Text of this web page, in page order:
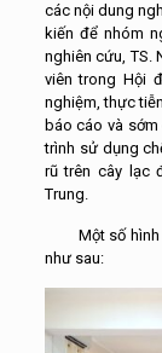
các nội dung
kiến để nhóm
nghiên cứu, TS.
viên trong Hội
nghiệm, thực
báo cáo và
trình sử dụng
rũ trên cây lạc
Trung.
Một số hình
như sau: